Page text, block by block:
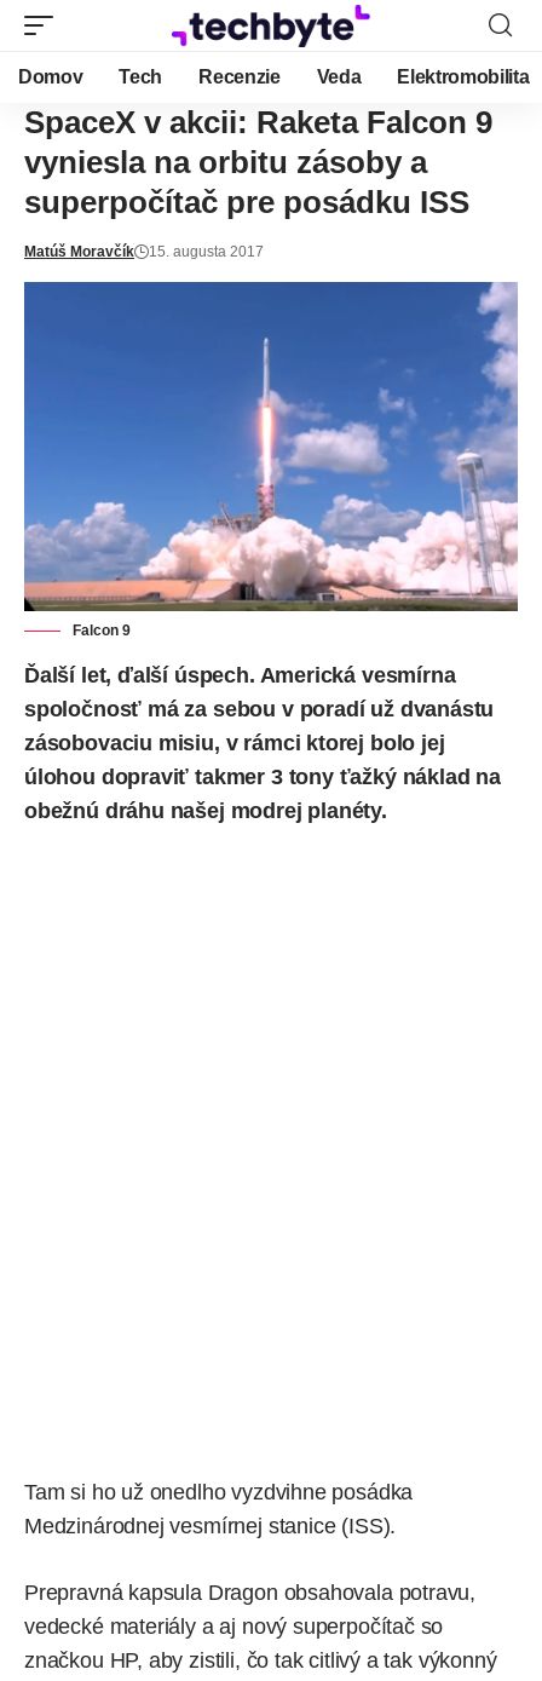
Domov Tech Recenzie Veda Elektromobilita
SpaceX v akcii: Raketa Falcon 9
vyniesla na orbitu zásoby a
superpočítač pre posádku ISS
Matúš Moravčík 15. augusta 2017
Falcon 9
Ďalší let, ďalší úspech. Americká vesmírna
spoločnosť má za sebou v poradí už dvanástu
zásobovaciu misiu, v rámci ktorej bolo jej
úlohou dopraviť takmer 3 tony ťažký náklad na
obežnú dráhu našej modrej planéty.
Tam si ho už onedlho vyzdvihne posádka
Medzinárodnej vesmírnej stanice (ISS).
Prepravná kapsula Dragon obsahovala potravu,
vedecké materiály a aj nový superpočítač so
značkou HP, aby zistili, čo tak citlivý a tak výkonný